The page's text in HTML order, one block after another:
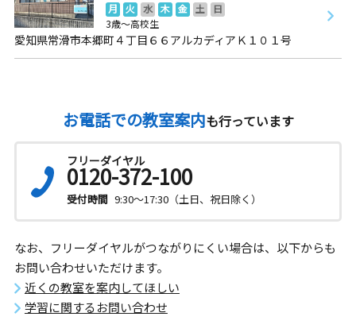
月 火 水 木 金 土
日
3歳～高校生
愛知県常滑市本郷町４丁目６６アルカディアＫ１０１号
お電話での教室案内も行っています
フリーダイヤル
0120-372-100
受付時間 9:30～17:30（土日、祝日除く）
なお、フリーダイヤルがつながりにくい場合は、以下からも
お問い合わせいただけます。
近くの教室を案内してほしい
学習に関するお問い合わせ